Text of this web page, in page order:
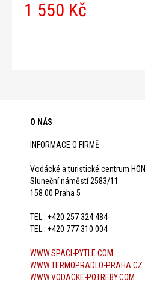
1 550 Kč
O NÁS
INFORMACE O FIRMĚ
Vodácké a turistické centrum
Sluneční náměstí 2583/11
158 00 Praha 5
TEL.: +420 257 324 484
TEL.: +420 777 310 004
WWW.SPACI-PYTLE.COM
WWW.TERMOPRADLO-PRAHA.CZ
WWW.VODACKE-POTREBY.COM